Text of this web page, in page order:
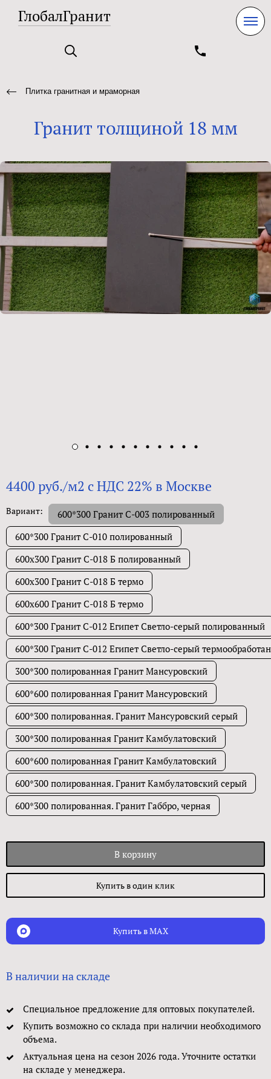
ГлобалГранит
Плитка гранитная и мраморная
Гранит толщиной 18 мм
4400 руб./м2 с НДС 22% в Москве
Вариант:
600*300 Гранит С-003 полированный
600*300 Гранит C-010 полированный
600х300 Гранит С-018 Б полированный
600х300 Гранит С-018 Б термо
600х600 Гранит С-018 Б термо
600*300 Гранит C-012 Египет Светло-серый полированный
600*300 Гранит C-012 Египет Светло-серый
300*300 полированная Гранит Мансуровский
600*600 полированная Гранит Мансуровский
600*300 полированная. Гранит Мансуровский серый
300*300 полированная Гранит Камбулатовский
600*600 полированная Гранит Камбулатовский
600*300 полированная. Гранит Камбулатовский серый
600*300 полированная. Гранит Габбро, черная
В корзину
Купить в один клик
Купить в MAX
В наличии на складе
Специальное предложение для оптовых покупателей.
Купить возможно со склада при наличии необходимого
объема.
Актуальная цена на сезон 2026 года. Уточните остатки
на складе у менеджера.